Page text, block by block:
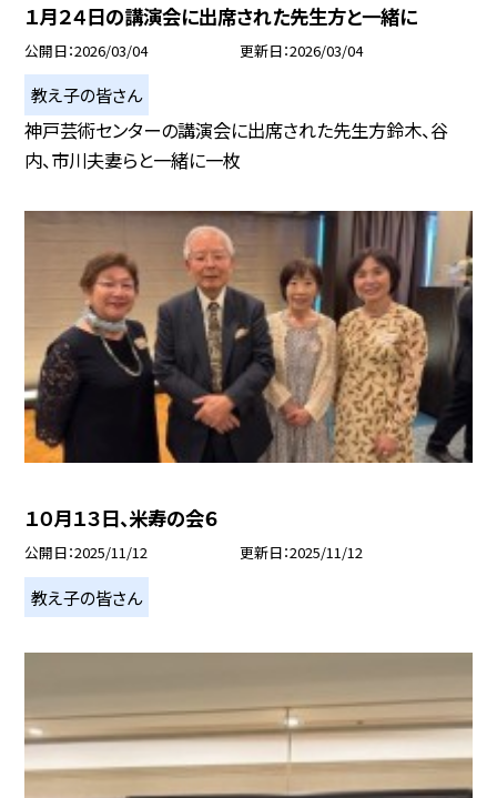
１月２４日の講演会に出席された先生方と一緒に
公開日 2026/03/04 更新日 2026/03/04
教え子の皆さん
神戸芸術センターの講演会に出席された先生方鈴木、谷
内、市川夫妻らと一緒に一枚
１０月１３日、米寿の会６
公開日 2025/11/12 更新日 2025/11/12
教え子の皆さん